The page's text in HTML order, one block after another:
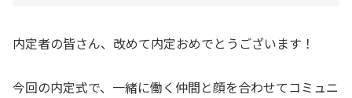
内定者の皆さん、改めて内定おめでとうございます！
今回の内定式で、一緒に働く仲間と顔を合わせてコミュニ